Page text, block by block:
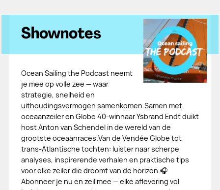
Shownotes
Ocean Sailing the Podcast neemt
je mee op volle zee — waar
strategie, snelheid en
uithoudingsvermogen samenkomen.Samen met
oceaanzeiler en Globe 40-winnaar Ysbrand Endt duikt
host Anton van Schendel in de wereld van de
grootste oceaanraces.Van de Vendée Globe tot
trans-Atlantische tochten: luister naar scherpe
analyses, inspirerende verhalen en praktische tips
voor elke zeiler die droomt van de horizon.🎧
Abonneer je nu en zeil mee — elke aflevering vol